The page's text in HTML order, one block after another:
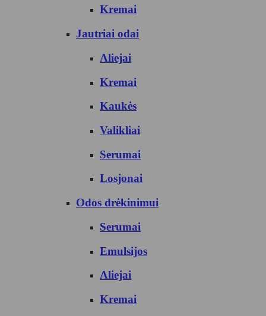
Kremai
Jautriai odai
Aliejai
Kremai
Kaukės
Valikliai
Serumai
Losjonai
Odos drėkinimui
Serumai
Emulsijos
Aliejai
Kremai